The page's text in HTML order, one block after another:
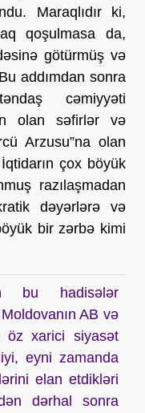
Maraqlıdır ki,
qoşulmasa da,
götürmüş və
addımdan sonra
cəmiyyəti
olan səfirlər və
Arzusu”na olan
çox böyük
razılaşmadan
dəyərlərə və
bir zərbə kimi
bu hadisələr
AB və
öz xarici siyasət
eyni zamanda
elan etdikləri
dərhal sonra